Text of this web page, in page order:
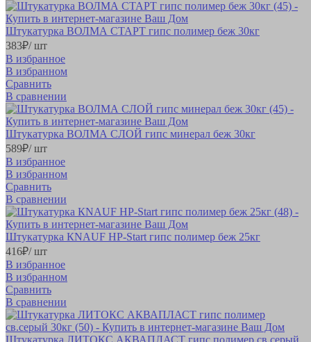
Штукатурка ВОЛМА СТАРТ гипс полимер беж 30кг
383₽/ шт
В избранное
В избранном
Сравнить
В сравнении
Штукатурка ВОЛМА СЛОЙ гипс минерал беж 30кг
589₽/ шт
В избранное
В избранном
Сравнить
В сравнении
Штукатурка КNAUF НР-Start гипс полимер беж 25кг
416₽/ шт
В избранное
В избранном
Сравнить
В сравнении
Штукатурка ЛИТОКС АКВАПЛАСТ гипс полимер св.серый